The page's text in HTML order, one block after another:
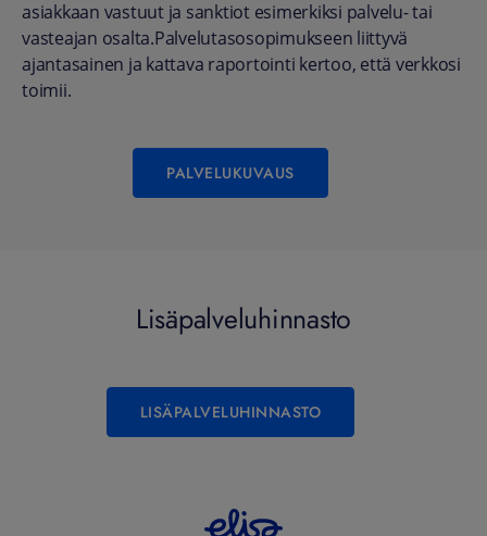
asiakkaan vastuut ja sanktiot esimerkiksi palvelu- tai
vasteajan osalta.Palvelutasosopimukseen liittyvä
ajantasainen ja kattava raportointi kertoo, että verkkosi
toimii.
PALVELUKUVAUS
Lisäpalveluhinnasto
LISÄPALVELUHINNASTO